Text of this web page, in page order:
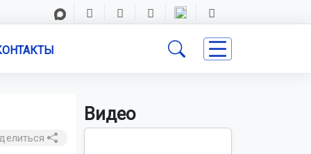
Видео